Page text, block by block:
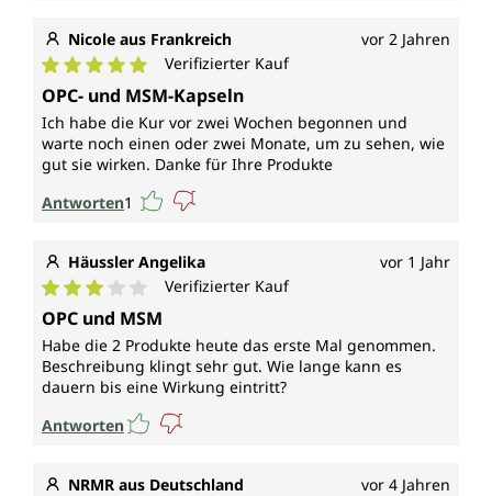
Nicole aus Frankreich vor 2 Jahren
Durchschnittliche Bewertung von 5 von 5 Sternen
Verifizierter Kauf
OPC- und MSM-Kapseln
Ich habe die Kur vor zwei Wochen begonnen und
warte noch einen oder zwei Monate, um zu sehen, wie
gut sie wirken. Danke für Ihre Produkte
Antworten1
Häussler Angelika vor 1 Jahr
Durchschnittliche Bewertung von 3 von 5 Sternen
Verifizierter Kauf
OPC und MSM
Habe die 2 Produkte heute das erste Mal genommen.
Beschreibung klingt sehr gut. Wie lange kann es
dauern bis eine Wirkung eintritt?
Antworten
NRMR aus Deutschland vor 4 Jahren